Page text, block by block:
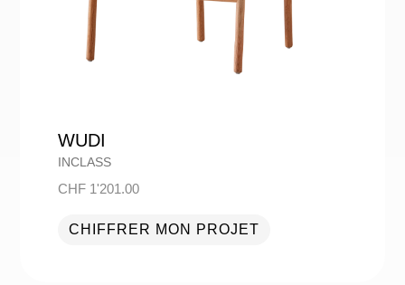
WUDI
INCLASS
CHF1'201.00
CHIFFRER MON PROJET